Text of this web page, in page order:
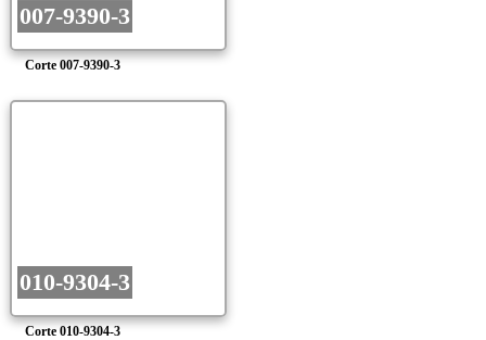
Corte 007-9390-3
007-9390-3
Corte 010-9304-3
010-9304-3